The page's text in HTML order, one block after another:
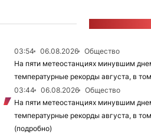
03:54 06.08.2026
Общество
На пяти метеостанциях минувшим
температурные рекорды августа, в
03:44
06.08.2026
Общество
На пяти метеостанциях минувшим
температурные рекорды августа, в
(подробно)